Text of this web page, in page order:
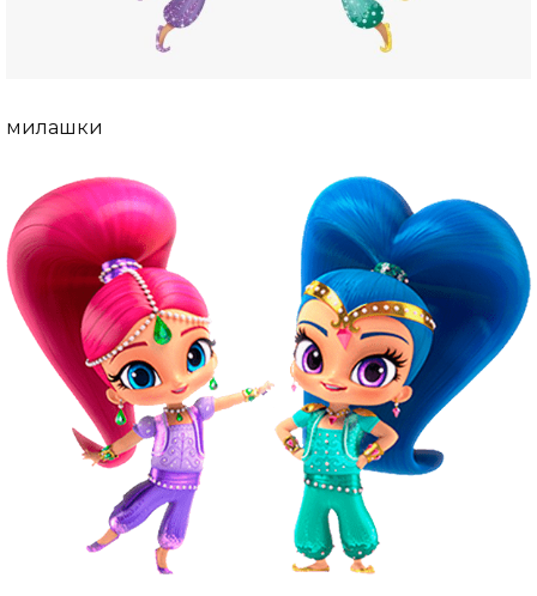
милашки